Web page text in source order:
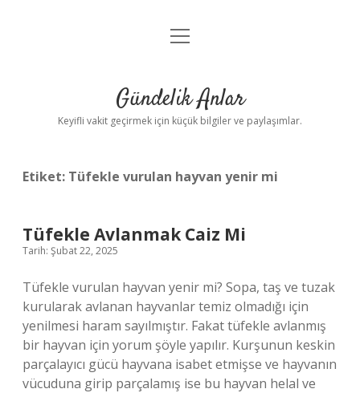
Anasayfa
Yasal Uyarı
menüyü
Gündelik Anlar
Keyifli vakit geçirmek için küçük bilgiler ve paylaşımlar.
Etiket: Tüfekle vurulan hayvan yenir mi
Tüfekle Avlanmak Caiz Mi
Tarih: Şubat 22, 2025
Tüfekle vurulan hayvan yenir mi? Sopa, taş ve tuzak
kurularak avlanan hayvanlar temiz olmadığı için
yenilmesi haram sayılmıştır. Fakat tüfekle avlanmış
bir hayvan için yorum şöyle yapılır. Kurşunun keskin
parçalayıcı gücü hayvana isabet etmişse ve hayvanın
vücuduna girip parçalamış ise bu hayvan helal ve